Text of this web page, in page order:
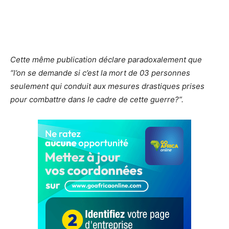
Cette même publication déclare paradoxalement que
“l’on se demande si c’est la mort de 03 personnes
seulement qui conduit aux mesures drastiques prises
pour combattre dans le cadre de cette guerre?”.